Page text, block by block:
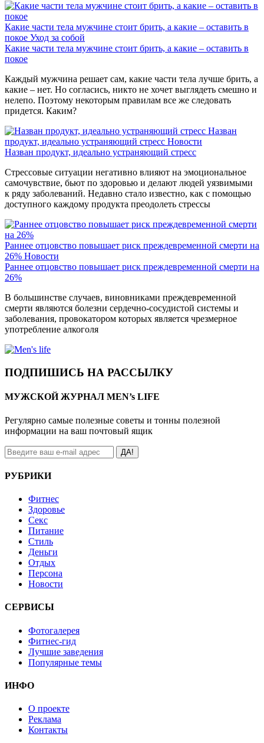
Какие части тела мужчине стоит брить, а какие – оставить в
покое Уход за собой
Какие части тела мужчине стоит брить, а какие – оставить в
покое
Каждый мужчина решает сам, какие части тела лучше брить, а
какие – нет. Но согласись, никто не хочет выглядеть смешно и
нелепо. Поэтому некоторым правилам все же следовать
придется. Каким?
Назван
продукт, идеально устраняющий стресс Новости
Назван продукт, идеально устраняющий стресс
Стрессовые ситуации негативно влияют на эмоциональное
самочувствие, бьют по здоровью и делают людей уязвимыми
к ряду заболеваний. Недавно стало известно, как с помощью
доступного каждому продукта преодолеть стрессы
Раннее отцовство повышает риск преждевременной смерти на
26% Новости
Раннее отцовство повышает риск преждевременной смерти на
26%
В большинстве случаев, виновниками преждевременной
смерти являются болезни сердечно-сосудистой системы и
заболевания, провокатором которых является чрезмерное
употребление алкоголя
ПОДПИШИСЬ НА РАССЫЛКУ
МУЖСКОЙ ЖУРНАЛ MEN’s LIFE
Регулярно самые полезные советы и тонны полезной
информации на ваш почтовый ящик
ДА!
РУБРИКИ
Фитнес
Здоровье
Секс
Питание
Стиль
Деньги
Отдых
Персона
Новости
СЕРВИСЫ
Фотогалерея
Фитнес-гид
Лучшие заведения
Популярные темы
ИНФО
О проекте
Реклама
Контакты